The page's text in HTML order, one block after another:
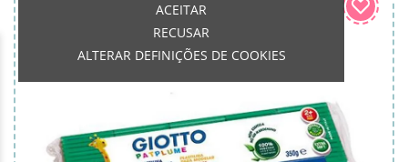
ACEITAR
RECUSAR
ALTERAR DEFINIÇÕES DE COOKIES